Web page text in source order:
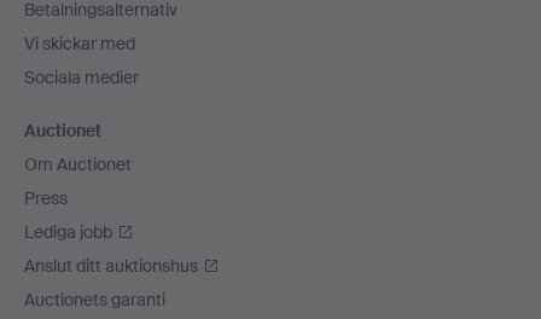
Betalningsalternativ
Vi skickar med
Sociala medier
Auctionet
Om Auctionet
Press
Lediga jobb
Anslut ditt auktionshus
Auctionets garanti